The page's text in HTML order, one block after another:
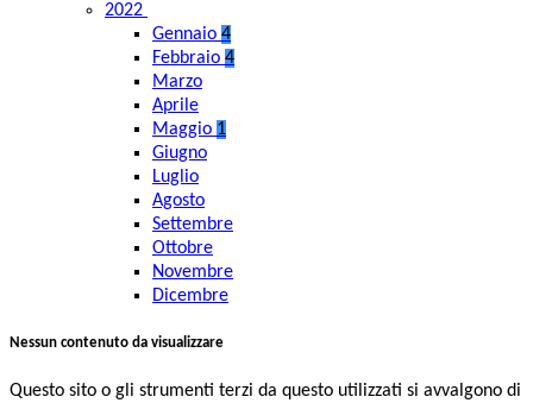
2022
Gennaio 4
Febbraio 4
Marzo
Aprile
Maggio 1
Giugno
Luglio
Agosto
Settembre
Ottobre
Novembre
Dicembre
Nessun contenuto da visualizzare
Questo sito o gli strumenti terzi da questo utilizzati si avvalgono di